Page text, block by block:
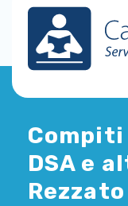
Compiti
DSA e
Rezzato